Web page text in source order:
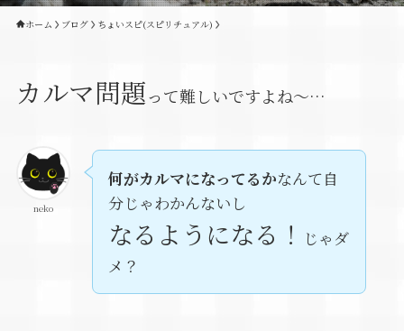
ホーム ブログ ちょいスピ(スピリチュアル)
カルマ問題って難しいですよね～…
neko
何がカルマになってるかなんて自
分じゃわかんないし
なるようになる！
じゃダ
メ？